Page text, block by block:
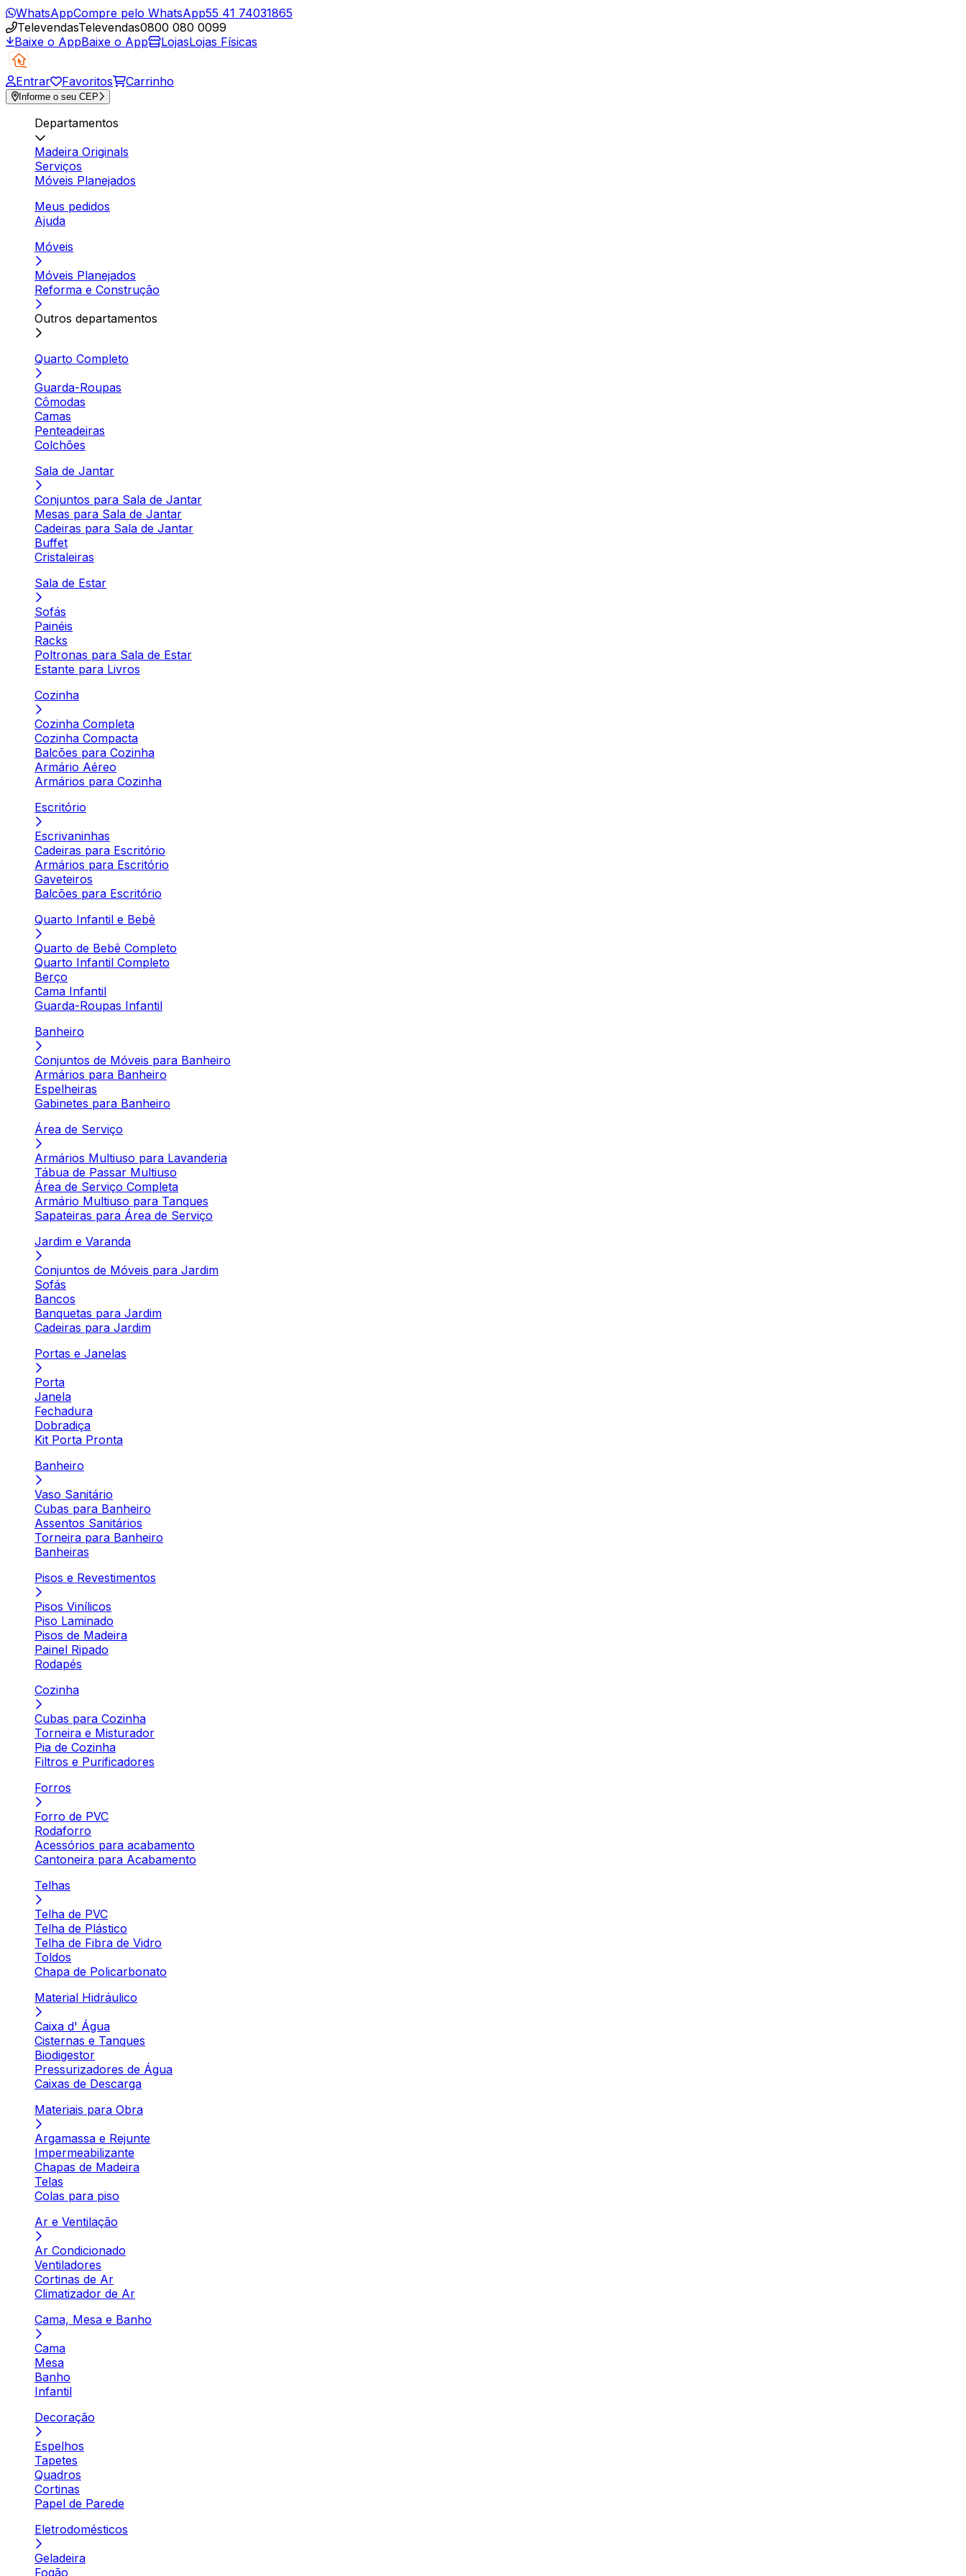
WhatsAppCompre pelo WhatsApp55 41 74031865
TelevendasTelevendas0800 080 0099
Baixe o AppBaixe o App LojasLojas Físicas
Entrar Favoritos Carrinho
Informe o seu CEP
Departamentos
Madeira Originals
Serviços
Móveis Planejados
Meus pedidos
Ajuda
Móveis
Móveis Planejados
Reforma e Construção
Outros departamentos
Quarto Completo
Guarda-Roupas
Cômodas
Camas
Penteadeiras
Colchões
Sala de Jantar
Conjuntos para Sala de Jantar
Mesas para Sala de Jantar
Cadeiras para Sala de Jantar
Buffet
Cristaleiras
Sala de Estar
Sofás
Painéis
Racks
Poltronas para Sala de Estar
Estante para Livros
Cozinha
Cozinha Completa
Cozinha Compacta
Balcões para Cozinha
Armário Aéreo
Armários para Cozinha
Escritório
Escrivaninhas
Cadeiras para Escritório
Armários para Escritório
Gaveteiros
Balcões para Escritório
Quarto Infantil e Bebê
Quarto de Bebê Completo
Quarto Infantil Completo
Berço
Cama Infantil
Guarda-Roupas Infantil
Banheiro
Conjuntos de Móveis para Banheiro
Armários para Banheiro
Espelheiras
Gabinetes para Banheiro
Área de Serviço
Armários Multiuso para Lavanderia
Tábua de Passar Multiuso
Área de Serviço Completa
Armário Multiuso para Tanques
Sapateiras para Área de Serviço
Jardim e Varanda
Conjuntos de Móveis para Jardim
Sofás
Bancos
Banquetas para Jardim
Cadeiras para Jardim
Portas e Janelas
Porta
Janela
Fechadura
Dobradiça
Kit Porta Pronta
Banheiro
Vaso Sanitário
Cubas para Banheiro
Assentos Sanitários
Torneira para Banheiro
Banheiras
Pisos e Revestimentos
Pisos Vinílicos
Piso Laminado
Pisos de Madeira
Painel Ripado
Rodapés
Cozinha
Cubas para Cozinha
Torneira e Misturador
Pia de Cozinha
Filtros e Purificadores
Forros
Forro de PVC
Rodaforro
Acessórios para acabamento
Cantoneira para Acabamento
Telhas
Telha de PVC
Telha de Plástico
Telha de Fibra de Vidro
Toldos
Chapa de Policarbonato
Material Hidráulico
Caixa d' Água
Cisternas e Tanques
Biodigestor
Pressurizadores de Água
Caixas de Descarga
Materiais para Obra
Argamassa e Rejunte
Impermeabilizante
Chapas de Madeira
Telas
Colas para piso
Ar e Ventilação
Ar Condicionado
Ventiladores
Cortinas de Ar
Climatizador de Ar
Cama, Mesa e Banho
Cama
Mesa
Banho
Infantil
Decoração
Espelhos
Tapetes
Quadros
Cortinas
Papel de Parede
Eletrodomésticos
Geladeira
Fogão